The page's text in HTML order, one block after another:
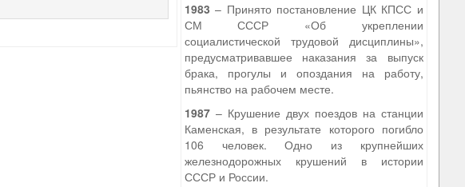
1983 – Принято постановление ЦК КПСС и
СМ СССР «Об укреплении
социалистической трудовой дисциплины»,
предусматривавшее наказания за выпуск
брака, прогулы и опоздания на работу,
пьянство на рабочем месте.
1987– Крушение двух поездов на станции
Каменская, в результате которого погибло
106 человек. Одно из крупнейших
железнодорожных крушений в истории
СССР и России.